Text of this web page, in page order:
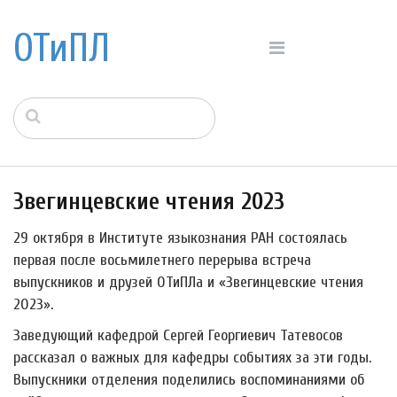
ОТиПЛ
Звегинцевские чтения 2023
29 октября в Институте языкознания РАН состоялась
первая после восьмилетнего перерыва встреча
выпускников и друзей ОТиПЛа и «Звегинцевские чтения
2023».
Заведующий кафедрой Сергей Георгиевич Татевосов
рассказал о важных для кафедры событиях за эти годы.
Выпускники отделения поделились воспоминаниями об